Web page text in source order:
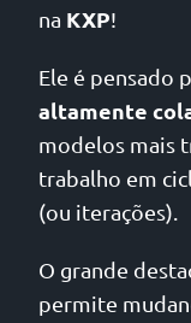
na KXP!
Ele é pensado
altamente
modelos mais
trabalho em
(ou iterações).
O grande
permite